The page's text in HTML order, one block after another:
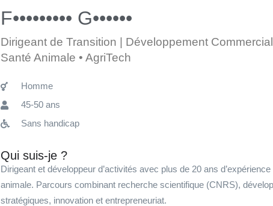
F••••••••• G••••••
Dirigeant de Transition | Développement
Santé Animale • AgriTech
Homme
45-50 ans
Sans handicap
Qui suis-je ?
Dirigeant et développeur d’activités avec plus de 20 ans
animale. Parcours combinant recherche scientifique (CNRS),
stratégiques, innovation et entrepreneuriat.